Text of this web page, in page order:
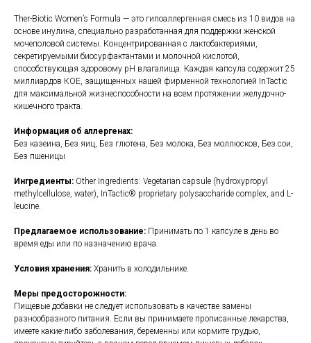
Ther-Biotic Women’s Formula — это гипоаллергенная смесь из 10 видов на
основе инулина, специально разработанная для поддержки женской
мочеполовой системы. Концентрированная с лактобактериями,
секретируемыми биосурфактантами и молочной кислотой,
способствующая здоровому pH влагалища. Каждая капсула содержит 25
миллиардов КОЕ, защищенных нашей фирменной технологией InTactic
для максимальной жизнеспособности на всем протяжении желудочно-
кишечного тракта.
Информация об аллергенах:
Без казеина, Без яиц, Без глютена, Без молока, Без моллюсков, Без сои,
Без пшеницы
Ингредиенты: Other Ingredients: Vegetarian capsule (hydroxypropyl
methylcellulose, water), InTactic® proprietary polysaccharide complex, and L-
leucine.
Предлагаемое использование: Принимать по 1 капсуле в день во
время еды или по назначению врача.
Условия хранения: Хранить в холодильнике.
Меры предосторожности:
Пищевые добавки не следует использовать в качестве замены
разнообразного питания. Если вы принимаете прописанные лекарства,
имеете какие-либо заболевания, беременны или кормите грудью,